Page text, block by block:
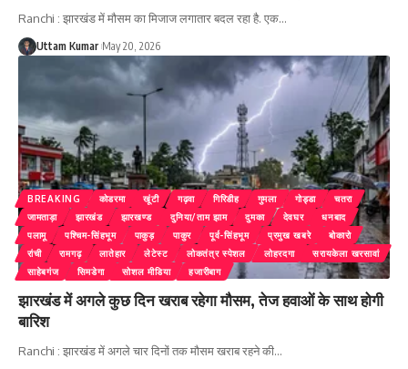
Ranchi : झारखंड में मौसम का मिजाज लगातार बदल रहा है. एक…
Uttam Kumar May 20, 2026
BREAKING कोडरमा खूंटी गढ़वा गिरिडीह गुमला गोड्डा
चतरा
जामताड़ा
झारखंड झारखण्ड दुनिया/ताम झाम दुमका देवघर
धनबाद
पलामू
पश्चिम-सिंहभूम पाकुड़ पाकुर पूर्व-सिंहभूम प्रमुख खबरे
बोकारो
रांची
रामगढ़ लातेहार लेटेस्ट लोकतंत्र स्पेशल लोहरदगा
सरायकेला खरसावां
साहेबगंज
सिमडेगा सोशल मीडिया हजारीबाग
झारखंड में अगले कुछ दिन खराब रहेगा मौसम, तेज हवाओं के साथ होगी
बारिश
Ranchi : झारखंड में अगले चार दिनों तक मौसम खराब रहने की…